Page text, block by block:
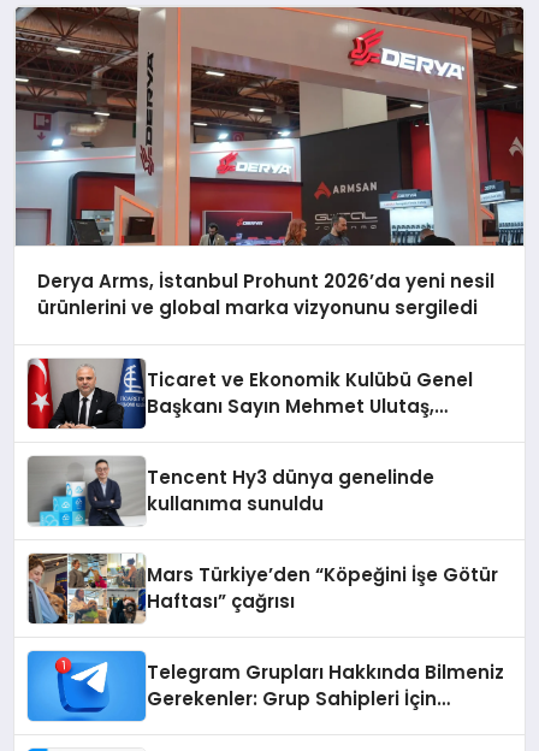
Derya Arms, İstanbul Prohunt 2026’da yeni nesil
ürünlerini ve global marka vizyonunu sergiledi
Ticaret ve Ekonomik Kulübü Genel
Başkanı Sayın Mehmet Ulutaş,
Tencent Hy3 dünya genelinde
kullanıma sunuldu
Mars Türkiye’den “Köpeğini İşe Götür
Haftası” çağrısı
Telegram Grupları Hakkında Bilmeniz
Gerekenler: Grup Sahipleri İçin